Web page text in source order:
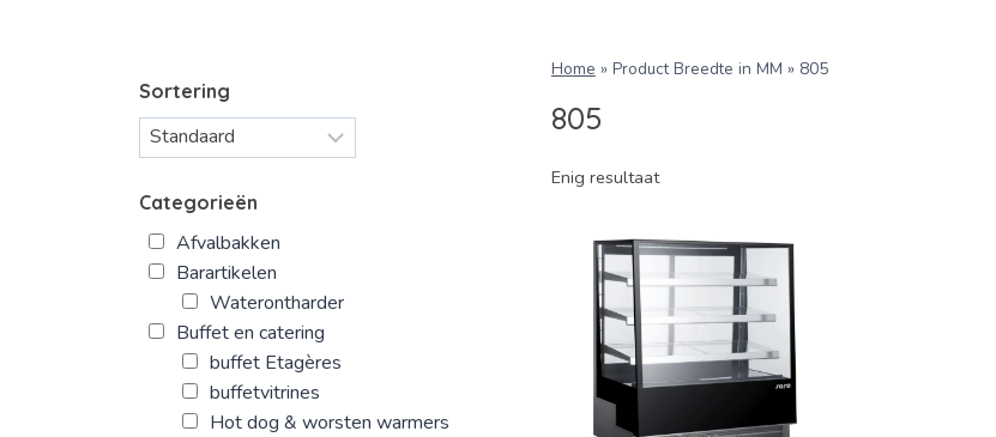
Home » Product Breedte in MM » 805
805
Enig resultaat
Sortering
Categorieën
Afvalbakken
Barartikelen
Waterontharder
Buffet en catering
buffet Etagères
buffetvitrines
Hot dog & worsten warmers